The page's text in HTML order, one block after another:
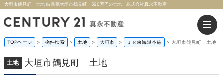
大垣市鶴見町 土地 岐阜県大垣市鶴見町｜590万円の土地｜株式会社真永不動産
TOPページ > 物件検索 > 土地 > 大垣市 > ＪＲ東海道本線 > 大垣市鶴見町 土地
土地 大垣市鶴見町 土地